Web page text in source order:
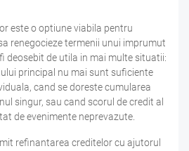
este o optiune viabila pentru
renegocieze termenii unui imprumut
deosebit de utila in mai multe situatii:
principal nu mai sunt suficiente
cand se doreste cumularea
singur, sau cand scorul de credit al
de evenimente neprevazute.
refinantarea creditelor cu ajutorul